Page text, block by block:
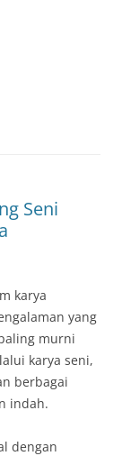
Seni
karya
yang
murni
karya seni,
berbagai
indah.
dengan